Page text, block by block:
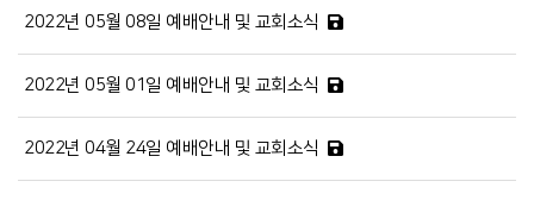
2022년 05월 08일 예배안내 및 교회소식
2022년 05월 01일 예배안내 및 교회소식
2022년 04월 24일 예배안내 및 교회소식